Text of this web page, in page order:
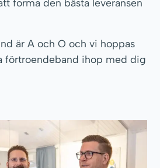
forma den bästa leveransen
är A och O och vi hoppas
förtroendeband ihop med dig